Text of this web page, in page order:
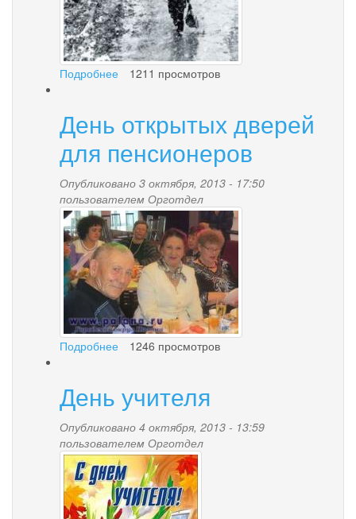
Подробнее
надвигается
циклон
1211 просмотров
День открытых дверей
для пенсионеров
Опубликовано 3 октября, 2013 - 17:50
пользователем Орготдел
schastlivye_pensionery.jpg
Подробнее
дверей
для
пенсионеров
1246 просмотров
День учителя
Опубликовано 4 октября, 2013 - 13:59
пользователем Орготдел
5_oktyabrya_.jpg